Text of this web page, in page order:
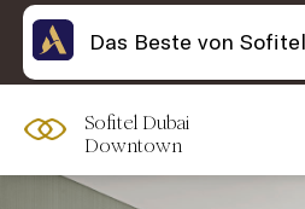
Sofitel Dubai
Downtown
Das Beste von